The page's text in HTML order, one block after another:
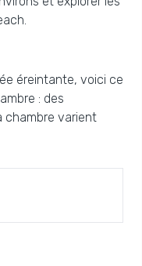
éreintante, voici ce
: des
chambre varient